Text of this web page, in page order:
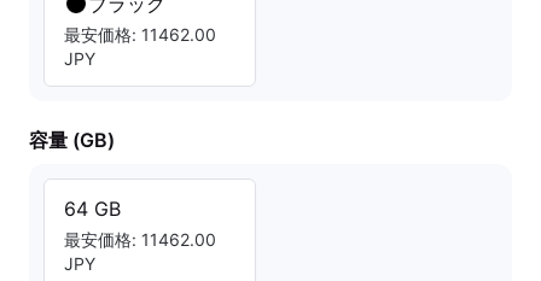
最安価格: 11462.00
JPY
容量 (GB)
64 GB
最安価格: 11462.00
JPY